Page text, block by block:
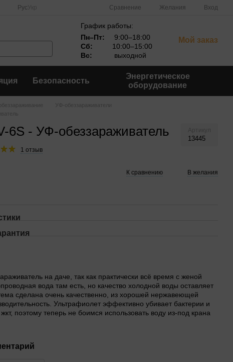
Рус Сравнение Желания Вход
График работы:
Пн–Пт:
9:00–18:00
Сб:
10:00–15:00
Вс:
выходной
Мой заказ
Безопасность
Энергетическое
оборудование
УФ-обеззараживатели
6S - УФ-обеззараживатель 13445
1 отзыв
К сравнению В желания
на даче, так как практически всё время с женой
вода там есть, но качество холодной воды оставляет
сделана очень качественно, из хорошей нержавеющей
Ультрафиолет эффективно убивает бактерии и
поэтому теперь не боимся использовать воду из-под крана